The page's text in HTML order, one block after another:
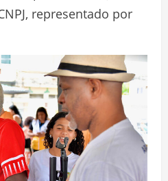
representado por